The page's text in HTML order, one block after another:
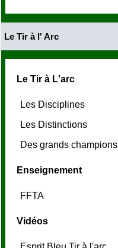
Le Tir à l' Arc
Le Tir à L'arc
Les Disciplines
Les Distinctions
Des grands champions
Enseignement
FFTA
Vidéos